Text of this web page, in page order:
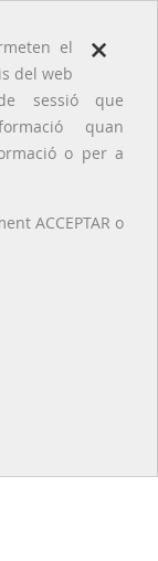
×
el
del web
sessió que
quan
o per a
ACCEPTAR o
1984]